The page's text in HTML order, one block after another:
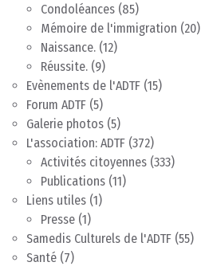
Condoléances (85)
Mémoire de l'immigration (20)
Naissance. (12)
Réussite. (9)
Evènements de l'ADTF (15)
Forum ADTF (5)
Galerie photos (5)
L'association: ADTF (372)
Activités citoyennes (333)
Publications (11)
Liens utiles (1)
Presse (1)
Samedis Culturels de l'ADTF (55)
Santé (7)